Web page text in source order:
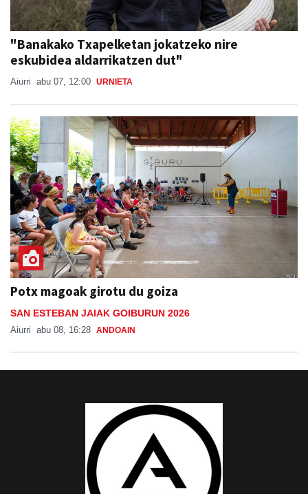
"Banakako Txapelketan jokatzeko nire
eskubidea aldarrikatzen dut"
Aiurri abu 07, 12:00 URNIETA
Potx magoak girotu du goiza
SAN ESTEBAN JAIAK GOIBURUN 2026
Aiurri abu 08, 16:28 ANDOAIN